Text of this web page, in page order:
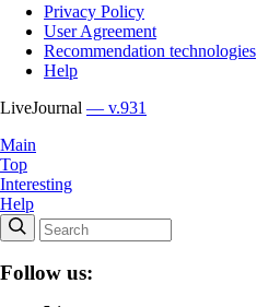
Privacy Policy
User Agreement
Recommendation technologies
Help
LiveJournal — v.931
Main
Top
Interesting
Help
Follow us: